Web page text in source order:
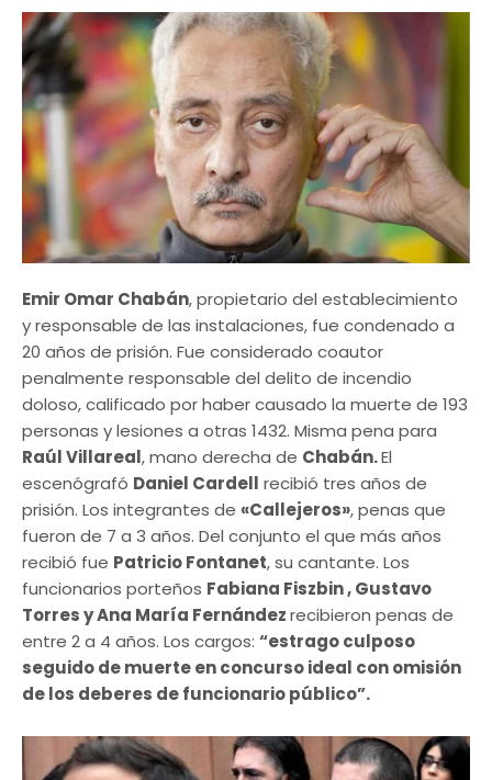
Emir Omar Chabán, propietario del establecimiento
y responsable de las instalaciones, fue condenado a
20 años de prisión. Fue considerado coautor
penalmente responsable del delito de incendio
doloso, calificado por haber causado la muerte de 193
personas y lesiones a otras 1432. Misma pena para
Raúl Villareal, mano derecha de Chabán.El
escenógrafó Daniel Cardell recibió tres años de
prisión. Los integrantes de «Callejeros», penas que
fueron de 7 a 3 años. Del conjunto el que más años
recibió fue Patricio Fontanet, su cantante. Los
funcionarios porteños Fabiana Fiszbin , Gustavo
Torres y Ana María Fernándezrecibieron penas de
entre 2 a 4 años. Los cargos: “estrago culposo
seguido de muerte en concurso ideal con omisión
de los deberes de funcionario público”.